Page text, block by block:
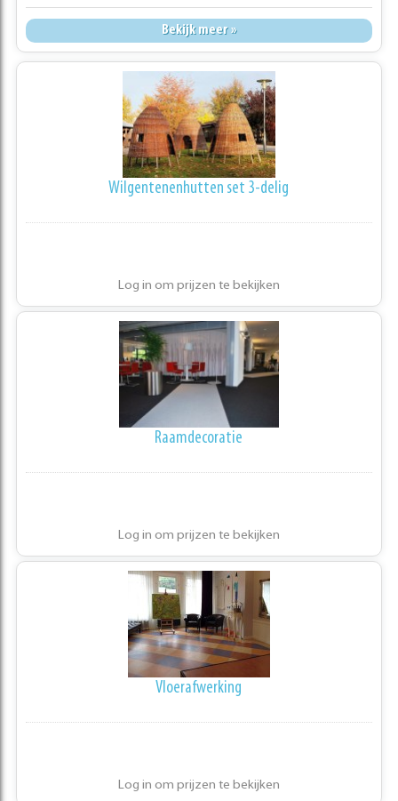
Bekijk meer »
Wilgentenenhutten set 3-delig
Log in om prijzen te bekijken
Raamdecoratie
Log in om prijzen te bekijken
Vloerafwerking
Log in om prijzen te bekijken